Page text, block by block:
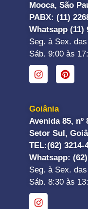
Mooca, São
PABX: (11)
Whatsapp (11)
Seg. à Sex.
Sáb. 9:00 às
Goiânia
Avenida 85, nº
Setor Sul,
TEL:(62) 3214-
Whatsapp:
Seg. à Sex.
Sáb. 8:30 às